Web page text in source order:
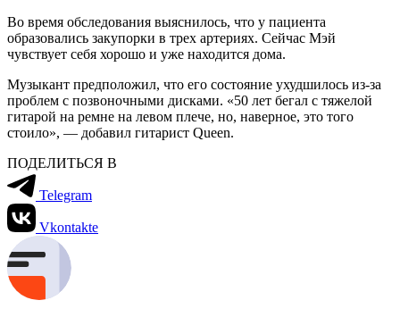
Во время обследования выяснилось, что у пациента
образовались закупорки в трех артериях. Сейчас Мэй
чувствует себя хорошо и уже находится дома.
Музыкант предположил, что его состояние ухудшилось из-за
проблем с позвоночными дисками. «50 лет бегал с тяжелой
гитарой на ремне на левом плече, но, наверное, это того
стоило», — добавил гитарист Queen.
ПОДЕЛИТЬСЯ В
Telegram
Vkontakte